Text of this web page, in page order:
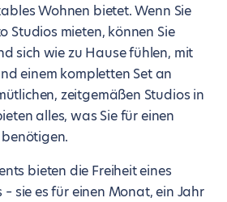
Wohnen bietet. Wenn Sie
Studios mieten, können Sie
sich wie zu Hause fühlen, mit
einem kompletten Set an
zeitgemäßen Studios in
alles, was Sie für einen
bieten die Freiheit eines
sie es für einen Monat, ein Jahr